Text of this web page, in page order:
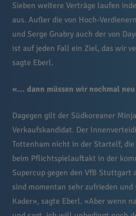
Sieben weitere Verträge laufen
aus. Außer die von Hoch-
und Serge Gnabry auch der von
ist auf jeden Fall ein Ziel, das wir
sagte Eberl.
«... dann müssen wir nochmal
Dagegen gilt der Südkoreaner
Verkaufskandidat. Der
Tottenham nicht in der Startelf, die
beim Pflichtspielauftakt in der
Supercup gegen den VfB
sind momentan sehr zufrieden
Kader», sagte Eberl. «Aber wenn